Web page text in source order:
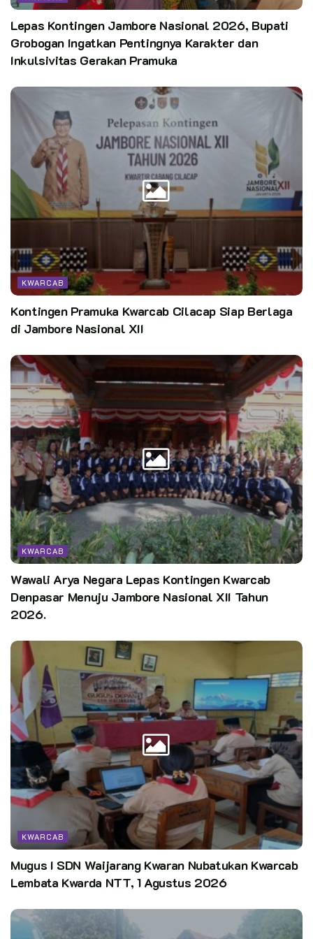
Lepas Kontingen Jambore Nasional 2026, Bupati
Grobogan Ingatkan Pentingnya Karakter dan
Inkulsivitas Gerakan Pramuka
KWARCAB
Kontingen Pramuka Kwarcab Cilacap Siap Berlaga
di Jambore Nasional XII
KWARCAB
Wawali Arya Negara Lepas Kontingen Kwarcab
Denpasar Menuju Jambore Nasional XII Tahun
2026.
KWARCAB
Mugus I SDN Waijarang Kwaran Nubatukan Kwarcab
Lembata Kwarda NTT, 1 Agustus 2026